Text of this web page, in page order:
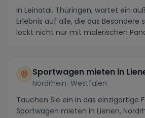
In Leinatal, Thüringen, wartet ein
Erlebnis auf alle, die das Besondere
lockt nicht nur mit malerischen
Sportwagen mieten in
Nordrhein-Westfalen
Tauchen Sie ein in das einzigartige
Sportwagen mieten in Lienen,